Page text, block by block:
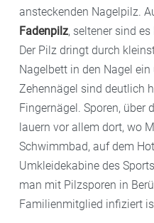
ansteckenden Nagelpilz.
Fadenpilz, seltener sind
Der Pilz dringt durch
Nagelbett in den Nagel
Zehennägel sind deutlich
Fingernägel. Sporen, über
lauern vor allem dort, wo
Schwimmbad, auf dem
Umkleidekabine des
man mit Pilzsporen in
Familienmitglied infiziert